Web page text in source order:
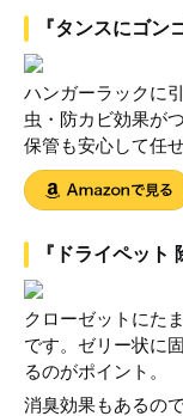
『タンスにゴン
ハンガーラックに
虫・防カビ効果が
保管も安心して任
『ドライペット
クローゼットにた
です。ゼリー状に
るのがポイント。
消臭効果もあるの